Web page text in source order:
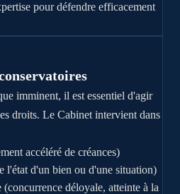
pour défendre efficacement
imminent, il est essentiel d'agir
droits. Le Cabinet intervient dans
accéléré de créances)
l'état d'un bien ou d'une situation)
déloyale, atteinte à la